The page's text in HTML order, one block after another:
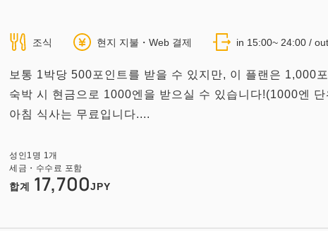
조식 현지 지불・Web 결제 in 15:00~ 24:00 /
보통 1박당 500포인트를 받을 수 있지만, 이 플랜은 1,000
숙박 시 현금으로 1000엔을 받으실 수 있습니다!(1000엔
아침 식사는 무료입니다....
성인 1 명 1개
세금・수수료 포함
합계 17,700JPY